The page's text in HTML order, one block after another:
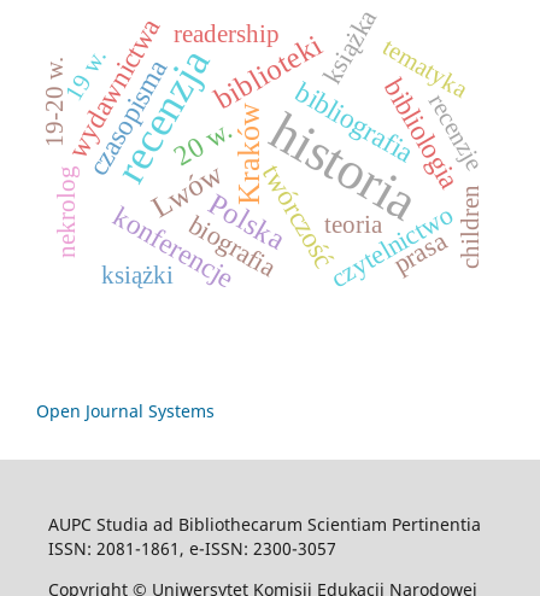
historia
recenzjaKraków
Polska
biblioteki
Lwów twórczość
konferencje
czasopisma bibliografiabibliologia
20 w.
wydawnictwa
biografia
książka
czytelnictwo
prasa
książki
nekrolog teoria
tematyka
readership
recenzje
19 w.
children
19-20 w.
Open Journal Systems
AUPC Studia ad Bibliothecarum Scientiam Pertinentia
ISSN: 2081-1861, e-ISSN: 2300-3057
Copyright © Uniwersytet Komisji Edukacji Narodowej